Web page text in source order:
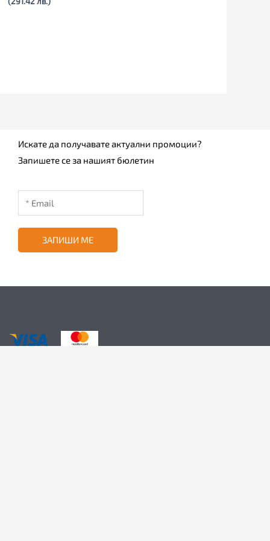
Искате да получавате актуални промоции?
Запишете се за нашият бюлетин
ЗАПИШИ МЕ